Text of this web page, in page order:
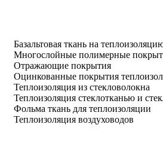
Базальтовая ткань на
Многослойные полимерные
Отражающие покрытия
Оцинкованные покрытия
Теплоизоляция из стекловолокна
Теплоизоляция стеклотканью и
Фольма ткань для теплоизоляции
Теплоизоляция воздуховодов